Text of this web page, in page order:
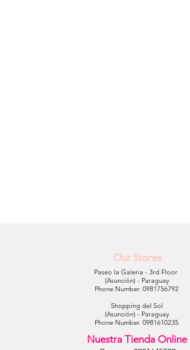
Our Stores
Paseo la Galeria - 3rd Floor
(Asunción) - Paraguay
Phone Number. 0981756792
Shopping del Sol
(Asunción) - Paraguay
Phone Number. 0981610235
Nuestra Tienda Online